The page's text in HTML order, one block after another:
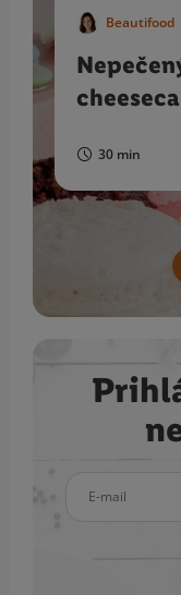
Beautifood
30 min